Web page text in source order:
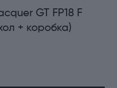
GT FP18 F
+ коробка)